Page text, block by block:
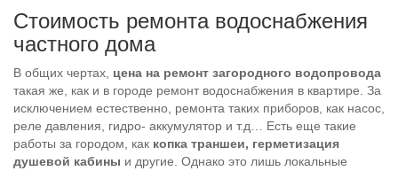
Стоимость ремонта водоснабжения
частного дома
В общих чертах, цена на ремонт загородного водопровода
такая же, как и в городе ремонт водоснабжения в квартире. За
исключением естественно, ремонта таких приборов, как насос,
реле давления, гидро- аккумулятор и т.д… Есть еще такие
работы за городом, как копка траншеи, герметизация
душевой кабины и другие. Однако это лишь локальные